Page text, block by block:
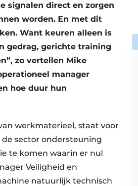
signalen direct en zorgen
worden. En met dit
Want keuren alleen is
gedrag, gerichte training
zo vertellen Mike
manager
hoe duur hun
werkmaterieel, staat voor
de sector ondersteuning
te komen waarin er nul
Veiligheid en
natuurlijk technisch